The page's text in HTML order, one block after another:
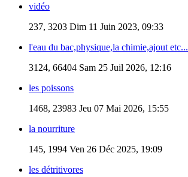
vidéo
237, 3203 Dim 11 Juin 2023, 09:33
l'eau du bac,physique,la chimie,ajout etc...
3124, 66404 Sam 25 Juil 2026, 12:16
les poissons
1468, 23983 Jeu 07 Mai 2026, 15:55
la nourriture
145, 1994 Ven 26 Déc 2025, 19:09
les détritivores